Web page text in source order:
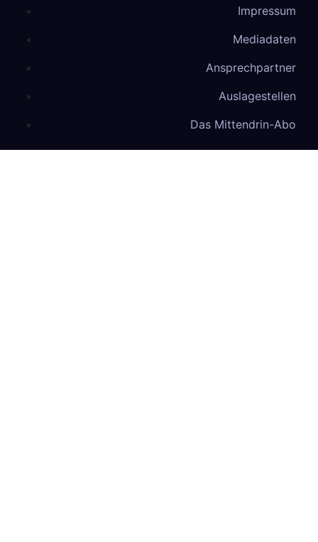
Impressum
Mediadaten
Ansprechpartner
Auslagestellen
Das Mittendrin-Abo